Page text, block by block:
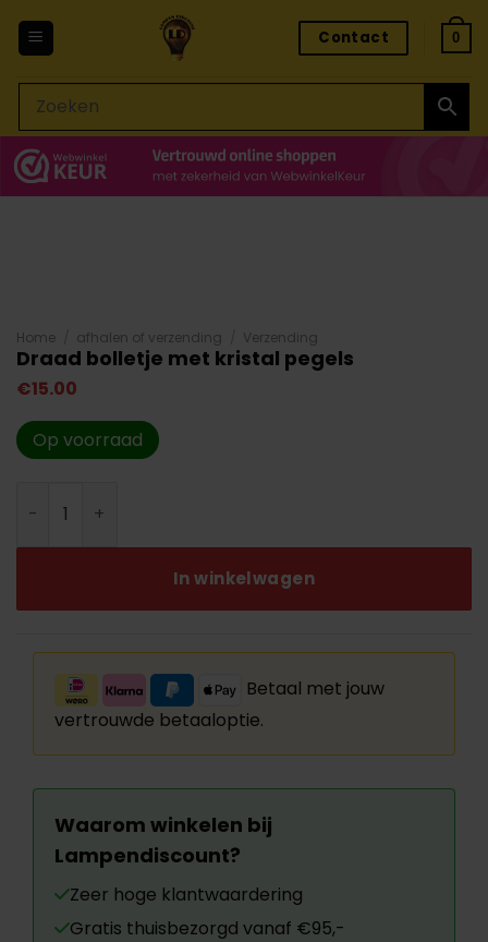
naar
Contact 0
Home afhalen of verzending Verzending
Draad bolletje met kristal pegels
€15.00
Op voorraad
In winkelwagen
Betaal met jouw
vertrouwde betaaloptie.
Waarom winkelen bij
Lampendiscount?
Zeer hoge klantwaardering
Gratis thuisbezorgd vanaf €95,-